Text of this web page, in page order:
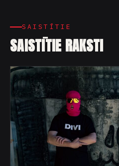
SAISTĪTIE
SAISTĪTIE RAKSTI